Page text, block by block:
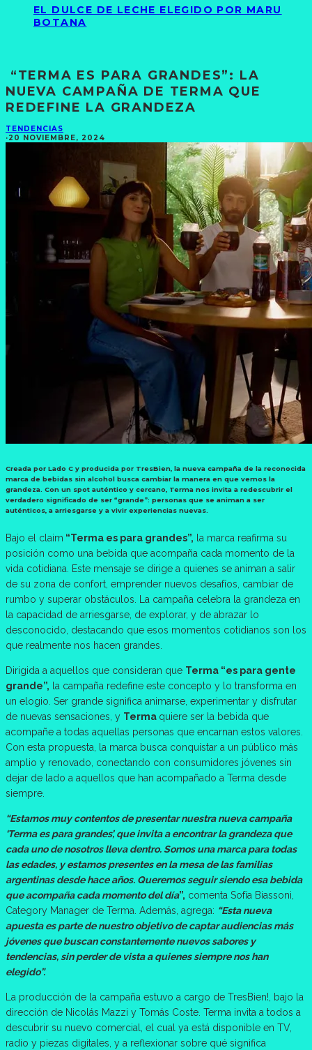
EL DULCE DE LECHE ELEGIDO POR MARU
BOTANA
“TERMA ES PARA GRANDES”: LA
NUEVA CAMPAÑA DE TERMA QUE
REDEFINE LA GRANDEZA
TENDENCIAS
·20 NOVIEMBRE, 2024
Creada por Lado C y producida por TresBien, la nueva campaña de la reconocida
marca de bebidas sin alcohol busca cambiar la manera en que vemos la
grandeza. Con un spot auténtico y cercano, Terma nos invita a redescubrir el
verdadero significado de ser “grande”: personas que se animan a ser
auténticos, a arriesgarse y a vivir experiencias nuevas.
Bajo el claim “Terma es para grandes”, la marca reafirma su
posición como una bebida que acompaña cada momento de la
vida cotidiana. Este mensaje se dirige a quienes se animan a salir
de su zona de confort, emprender nuevos desafíos, cambiar de
rumbo y superar obstáculos. La campaña celebra la grandeza en
la capacidad de arriesgarse, de explorar, y de abrazar lo
desconocido, destacando que esos momentos cotidianos son los
que realmente nos hacen grandes.
Dirigida a aquellos que consideran que Terma “es para gente
grande”, la campaña redefine este concepto y lo transforma en
un elogio. Ser grande significa animarse, experimentar y disfrutar
de nuevas sensaciones, y Terma quiere ser la bebida que
acompañe a todas aquellas personas que encarnan estos valores.
Con esta propuesta, la marca busca conquistar a un público más
amplio y renovado, conectando con consumidores jóvenes sin
dejar de lado a aquellos que han acompañado a Terma desde
siempre.
“Estamos muy contentos de presentar nuestra nueva campaña
‘Terma es para grandes’, que invita a encontrar la grandeza que
cada uno de nosotros lleva dentro. Somos una marca para todas
las edades, y estamos presentes en la mesa de las familias
argentinas desde hace años. Queremos seguir siendo esa bebida
que acompaña cada momento del día”, comenta Sofía Biassoni,
Category Manager de Terma. Además, agrega: “Esta nueva
apuesta es parte de nuestro objetivo de captar audiencias más
jóvenes que buscan constantemente nuevos sabores y
tendencias, sin perder de vista a quienes siempre nos han
elegido”.
La producción de la campaña estuvo a cargo de TresBien!, bajo la
dirección de Nicolás Mazzi y Tomás Coste. Terma invita a todos a
descubrir su nuevo comercial, el cual ya está disponible en TV,
radio y piezas digitales, y a reflexionar sobre qué significa